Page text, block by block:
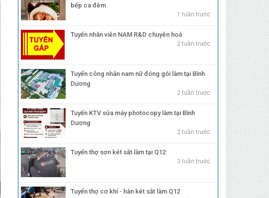
bếp ca đêm
1 tuần trước
Tuyển nhân viên NAM R&D chuyên hoá
2 tuần trước
Tuyển công nhân nam nữ đóng gói làm tại Bình
Dương
2 tuần trước
Tuyển KTV sửa máy photocopy làm tại Bình
Dương
2 tuần trước
Tuyển thợ sơn két sắt làm tại Q12
3 tuần trước
Tuyển thợ cơ khí - hàn két sắt làm Q12